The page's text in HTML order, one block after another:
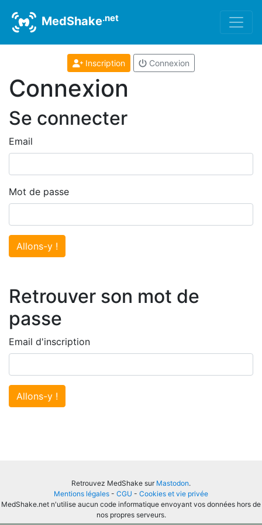
MedShake.net
Inscription Connexion
Connexion
Se connecter
Email
Mot de passe
Allons-y !
Retrouver son mot de
passe
Email d'inscription
Allons-y !
Retrouvez MedShake sur Mastodon.
Mentions légales - CGU - Cookies et vie privée
MedShake.net n'utilise aucun code informatique envoyant vos données hors de
nos propres serveurs.